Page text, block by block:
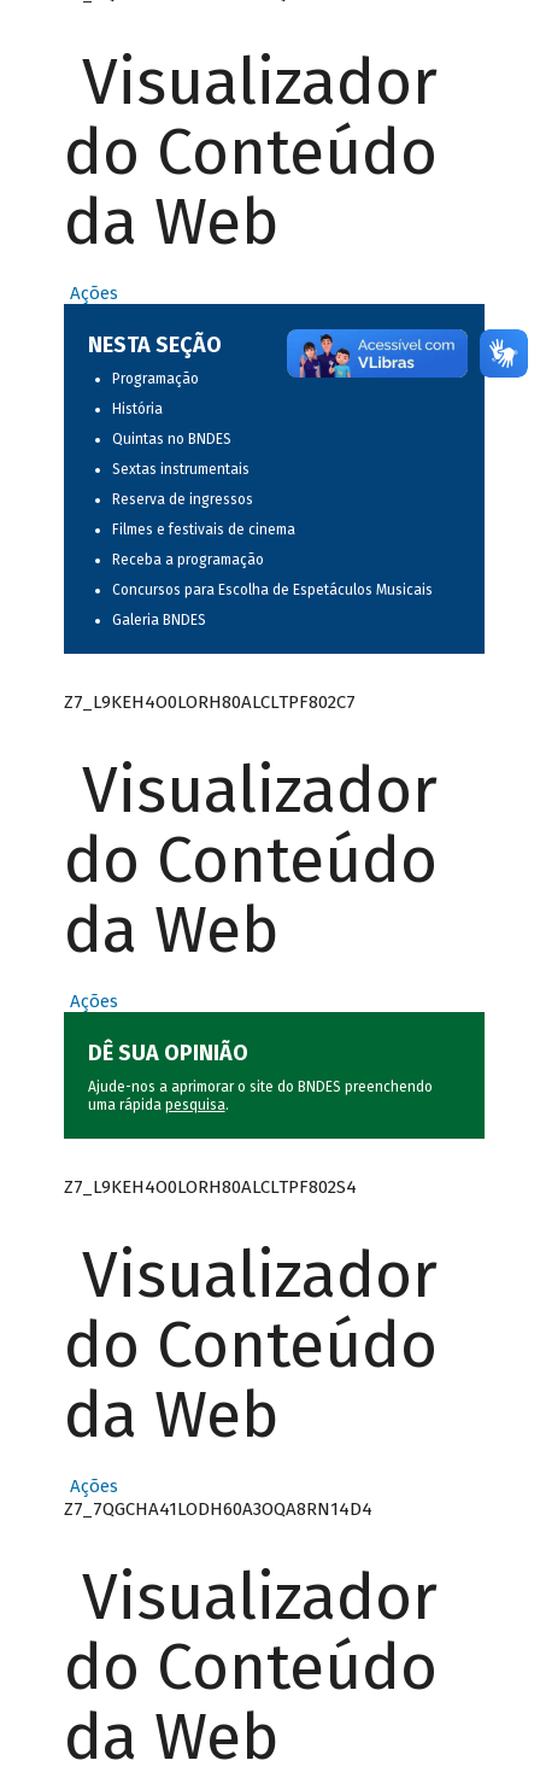
Visualizador
do Conteúdo
da Web
Ações
NESTA SEÇÃO
Programação
História
Quintas no BNDES
Sextas instrumentais
Reserva de ingressos
Filmes e festivais de cinema
Receba a programação
Concursos para Escolha de Espetáculos Musicais
Galeria BNDES
Z7_L9KEH4O0LORH80ALCLTPF802C7
Visualizador
do Conteúdo
da Web
Ações
DÊ SUA OPINIÃO
Ajude-nos a aprimorar o site do BNDES preenchendo
uma rápida pesquisa.
Z7_L9KEH4O0LORH80ALCLTPF802S4
Visualizador
do Conteúdo
da Web
Ações
Z7_7QGCHA41LODH60A3OQA8RN14D4
Visualizador
do Conteúdo
da Web